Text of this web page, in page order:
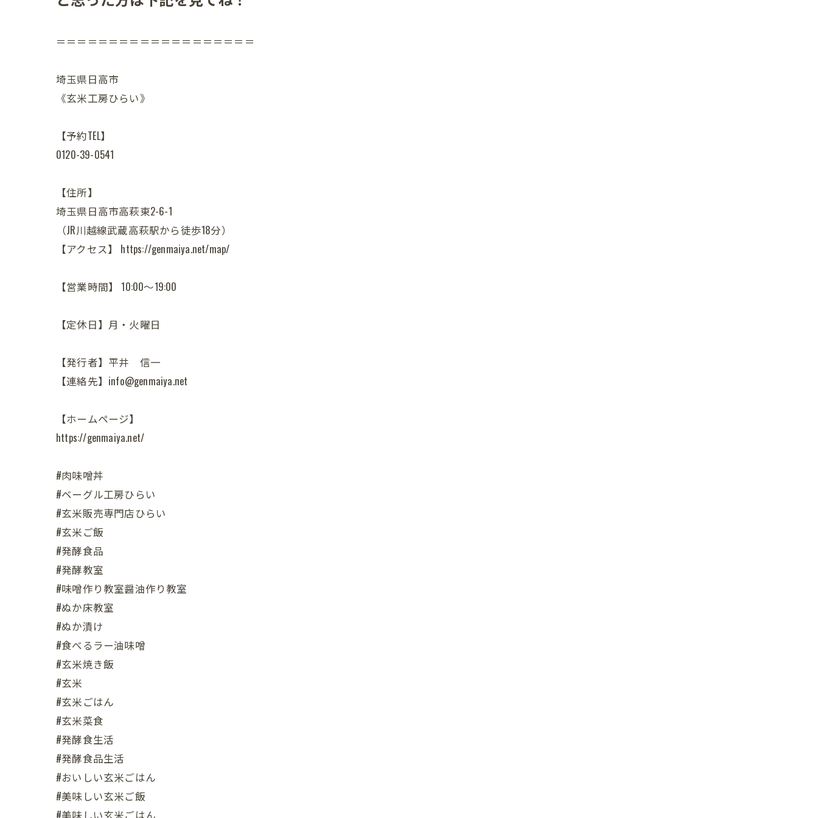
＝＝＝＝＝＝＝＝＝＝＝＝＝＝＝＝＝＝＝
埼玉県日高市
《玄米工房ひらい》
【予約TEL】
0120-39-0541
【住所】
埼玉県日高市高萩東2-6-1
（JR川越線武蔵高萩駅から徒歩18分）
【アクセス】 https://genmaiya.net/map/
【営業時間】 10:00～19:00
【定休日】月・火曜日
【発行者】平井 信一
【連絡先】info@genmaiya.net
【ホームページ】
https://genmaiya.net/
#肉味噌丼
#ベーグル工房ひらい
#玄米販売専門店ひらい
#玄米ご飯
#発酵食品
#発酵教室
#味噌作り教室醤油作り教室
#ぬか床教室
#ぬか漬け
#食べるラー油味噌
#玄米焼き飯
#玄米
#玄米ごはん
#玄米菜食
#発酵食生活
#発酵食品生活
#おいしい玄米ごはん
#美味しい玄米ご飯
#美味しい玄米ごはん